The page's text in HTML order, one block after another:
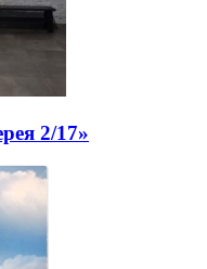
2/17»